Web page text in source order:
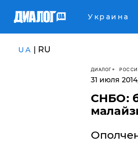
Украина
UA | RU
ДИАЛОГ
31 июля
СНБО: